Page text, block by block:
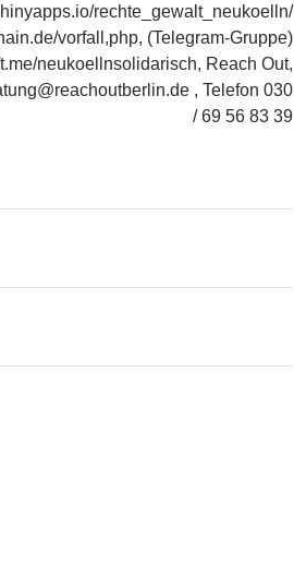
rechte_gewalt_neukoelln/
vorfall,php, (Telegram-Gruppe)
neukoellnsolidarisch, Reach Out,
, Telefon 030
/ 69 56 83 39